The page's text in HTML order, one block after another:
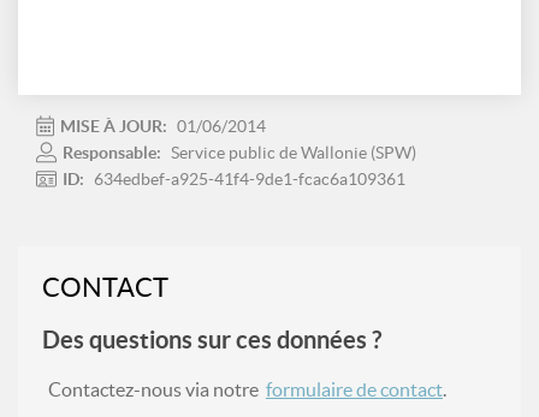
MISE À JOUR: 01/06/2014
Responsable: Service public de Wallonie (SPW)
ID:
634edbef-a925-41f4-9de1-fcac6a109361
CONTACT
Des questions sur ces données ?
Contactez-nous via notre formulaire de contact.